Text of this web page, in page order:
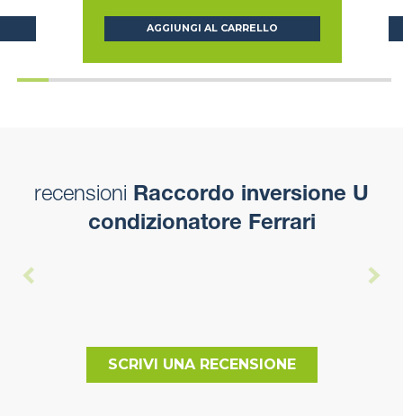
AGGIUNGI AL CARRELLO
recensioni Raccordo inversione U
condizionatore Ferrari
SCRIVI UNA RECENSIONE